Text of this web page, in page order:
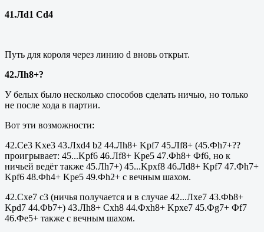
41.Лd1 Cd4
Путь для короля через линию d вновь открыт.
42.Лh8+?
У белых было несколько способов сделать ничью, но только
не после хода в партии.
Вот эти возможности:
42.Се3 Kxe3 43.Лxd4 b2 44.Лh8+ Kpf7 45.Лf8+ (45.Фh7+??
проигрывает: 45...Kpf6 46.Лf8+ Kpe5 47.Фh8+ Фf6, но к
ничьей ведёт также 45.Лh7+) 45...Kpxf8 46.Лd8+ Kpf7 47.Фh7+
Kpf6 48.Фh4+ Kpe5 49.Фh2+ с вечным шахом.
42.Cxe7 c3 (ничья получается и в случае 42...Лxe7 43.Фb8+
Kpd7 44.Фb7+) 43.Лh8+ Cxh8 44.Фxh8+ Kpxe7 45.Фg7+ Фf7
46.Фе5+ также с вечным шахом.